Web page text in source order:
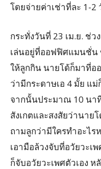
โดยจ่ายค่าเช่าที่ละ 1-2
กระทั่งวันที่ 23 เม.ย. ช่
เล่นอยู่ที่ออฟฟิศแมนชั่น
ให้ลูกกิน นายโด้ก็มาที่
ว่ามีกระดาษเอ 4 มั้ย แ
จากนั้นประมาณ 10 นา
สังเกตและสงสัยว่านาย
ถามลูกว่ามีใครทำอะไร
เอามือล้วงจับที่อวัยวะเ
ก็จับอวัยวะเพศตัวเอง ห